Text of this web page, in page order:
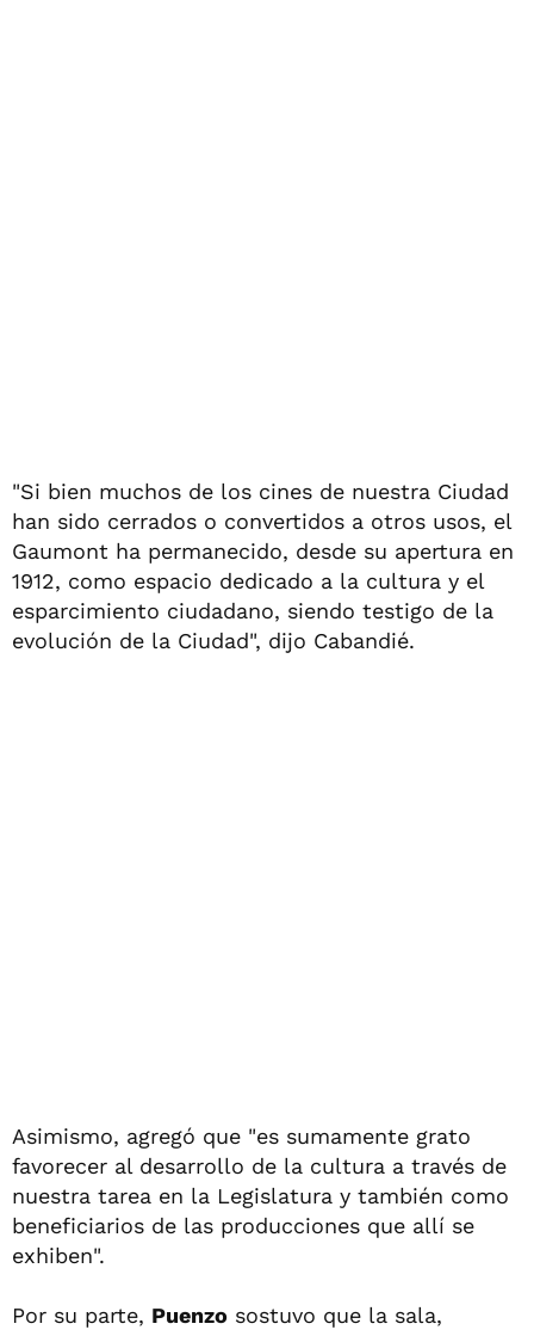
"Si bien muchos de los cines de nuestra Ciudad
han sido cerrados o convertidos a otros usos, el
Gaumont ha permanecido, desde su apertura en
1912, como espacio dedicado a la cultura y el
esparcimiento ciudadano, siendo testigo de la
evolución de la Ciudad", dijo Cabandié.
Asimismo, agregó que "es sumamente grato
favorecer al desarrollo de la cultura a través de
nuestra tarea en la Legislatura y también como
beneficiarios de las producciones que allí se
exhiben".
Por su parte, Puenzo sostuvo que la sala,